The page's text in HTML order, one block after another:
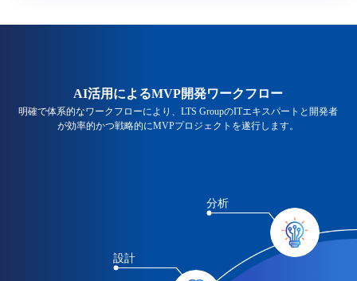
AI活用によるMVP開発ワークフロー
明確で体系的なワークフローにより、LTS GroupのITエキスパートと開発者
が効率的かつ戦略的にMVPプロジェクトを遂行します。
分析
設計